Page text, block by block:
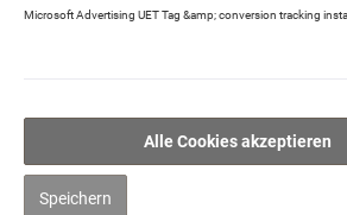
Ente mit Amaranth
Microsoft Advertising UET Tag &amp; conversion tracking
Alle Cookies akzeptieren
Speichern